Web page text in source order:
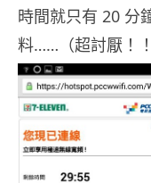
時間就只有 20 分
料……（超討厭！！